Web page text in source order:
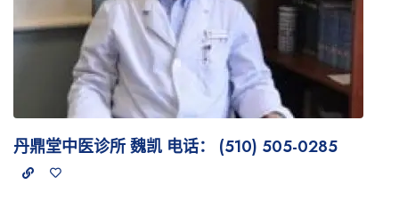
丹鼎堂中医诊所 魏凯 电话： (510) 505-0285